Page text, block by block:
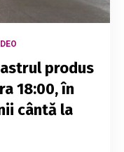
produs
18:00, în
cântă la